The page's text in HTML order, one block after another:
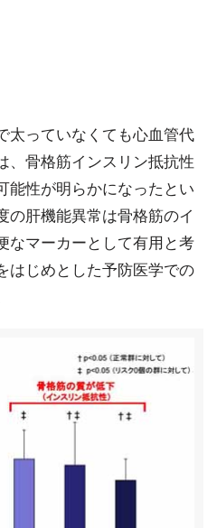
太っていなくても心血管代
、骨格筋インスリン抵抗性
能性が明らかになったとい
の肝機能異常は骨格筋のイ
なマーカーとして有用と考
はじめとした予防医学での